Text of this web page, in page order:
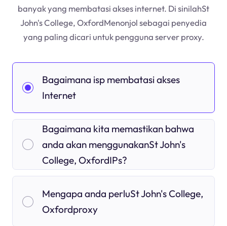
banyak yang membatasi akses internet. Di sinilahSt
John's College, OxfordMenonjol sebagai penyedia
yang paling dicari untuk pengguna server proxy.
Bagaimana isp membatasi akses
Internet
Bagaimana kita memastikan bahwa
anda akan menggunakanSt John's
College, OxfordIPs?
Mengapa anda perluSt John's College,
Oxfordproxy